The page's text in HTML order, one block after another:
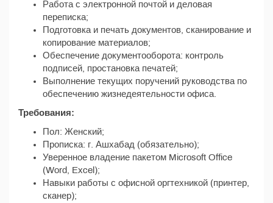
Работа с электронной почтой и деловая
переписка;
Подготовка и печать документов, сканирование и
копирование материалов;
Обеспечение документооборота: контроль
подписей, простановка печатей;
Выполнение текущих поручений руководства по
обеспечению жизнедеятельности офиса.
Требования:
Пол: Женский;
Прописка: г. Ашхабад (обязательно);
Уверенное владение пакетом Microsoft Office
(Word, Excel);
Навыки работы с офисной оргтехникой (принтер,
сканер);